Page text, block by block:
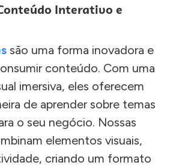
Interativo e
são uma forma inovadora e
conteúdo. Com uma
imersiva, eles oferecem
de aprender sobre temas
o seu negócio. Nossas
elementos visuais,
criando um formato